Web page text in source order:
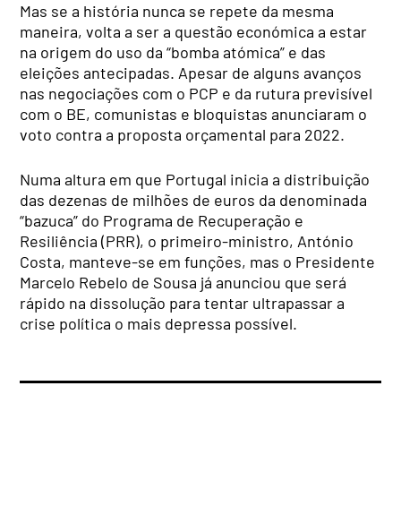
Mas se a história nunca se repete da mesma
maneira, volta a ser a questão económica a estar
na origem do uso da “bomba atómica” e das
eleições antecipadas. Apesar de alguns avanços
nas negociações com o PCP e da rutura previsível
com o BE, comunistas e bloquistas anunciaram o
voto contra a proposta orçamental para 2022.
Numa altura em que Portugal inicia a distribuição
das dezenas de milhões de euros da denominada
“bazuca” do Programa de Recuperação e
Resiliência (PRR), o primeiro-ministro, António
Costa, manteve-se em funções, mas o Presidente
Marcelo Rebelo de Sousa já anunciou que será
rápido na dissolução para tentar ultrapassar a
crise política o mais depressa possível.